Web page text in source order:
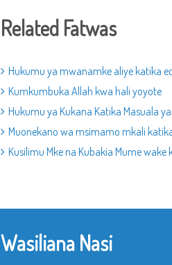
Related Fatwas
Hukumu ya mwanamke aliye katika
Kumkumbuka Allah kwa hali yoyote
Hukumu ya Kukana Katika Masuala
Muonekano wa msimamo mkali
Kusilimu Mke na Kubakia Mume wake
Wasiliana Nasi